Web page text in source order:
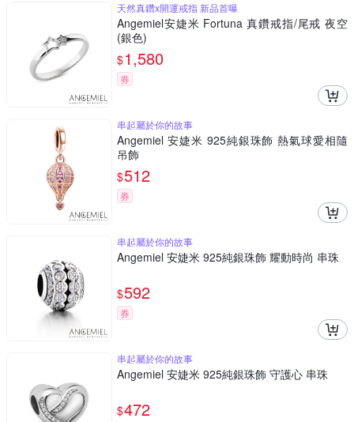
天然真鑽x開運戒指 新品首曝
Angemiel安婕米 Fortuna 真鑽戒指/尾戒 夜空
(銀色)
$1,580
券
串起屬於你的故事
Angemiel 安婕米 925純銀珠飾 熱氣球愛相隨
吊飾
$512
券
串起屬於你的故事
Angemiel 安婕米 925純銀珠飾 耀動時尚 串珠
$592
券
串起屬於你的故事
Angemiel 安婕米 925純銀珠飾 守護心 串珠
$472